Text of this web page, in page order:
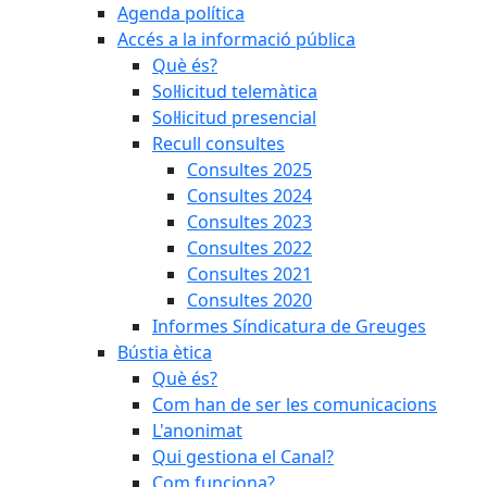
Agenda política
Accés a la informació pública
Què és?
Sol·licitud telemàtica
Sol·licitud presencial
Recull consultes
Consultes 2025
Consultes 2024
Consultes 2023
Consultes 2022
Consultes 2021
Consultes 2020
Informes Síndicatura de Greuges
Bústia ètica
Què és?
Com han de ser les comunicacions
L'anonimat
Qui gestiona el Canal?